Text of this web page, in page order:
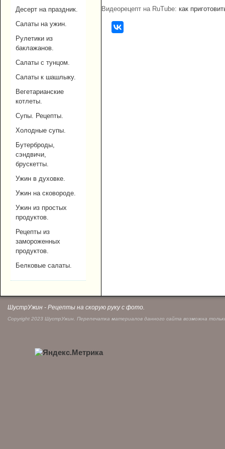
Десерт на праздник.
Салаты на ужин.
Рулетики из
баклажанов.
Салаты с тунцом.
Салаты к шашлыку.
Вегетарианские
котлеты.
Супы. Рецепты.
Холодные супы.
Бутерброды,
сэндвичи,
брускетты.
Ужин в духовке.
Ужин на сковороде.
Ужин из простых
продуктов.
Рецепты из
замороженных
продуктов.
Белковые салаты.
Видеорецепт на RuTube: как
ШустрУжин - Рецепты на скорую руку с фото.
Copyright 2023 ШустрУжин. Перепечатка материалов данного сайта возможна